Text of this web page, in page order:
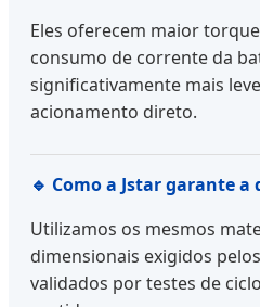
Eles oferecem maior
consumo de corrente da
significativamente mais
acionamento direto.
🔹 Como a Jstar garante a
Utilizamos os mesmos
dimensionais exigidos
validados por testes de